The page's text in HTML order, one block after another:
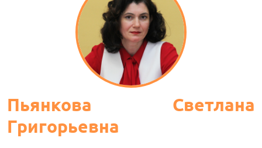
Пьянкова Светлана
Григорьевна